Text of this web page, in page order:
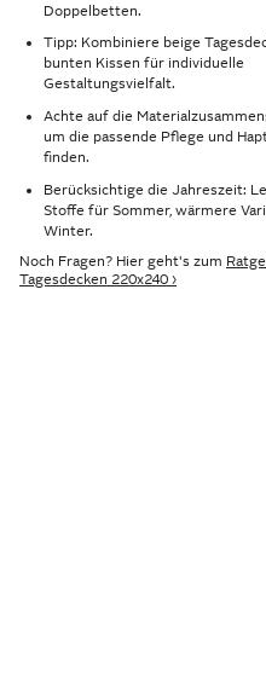
Doppelbetten.
Tipp: Kombiniere beige
bunten Kissen für individuelle
Gestaltungsvielfalt.
Achte auf die
um die passende Pflege und
finden.
Berücksichtige die Jahreszeit:
Stoffe für Sommer, wärmere
Winter.
Noch Fragen? Hier geht's zum
Tagesdecken 220x240 ›